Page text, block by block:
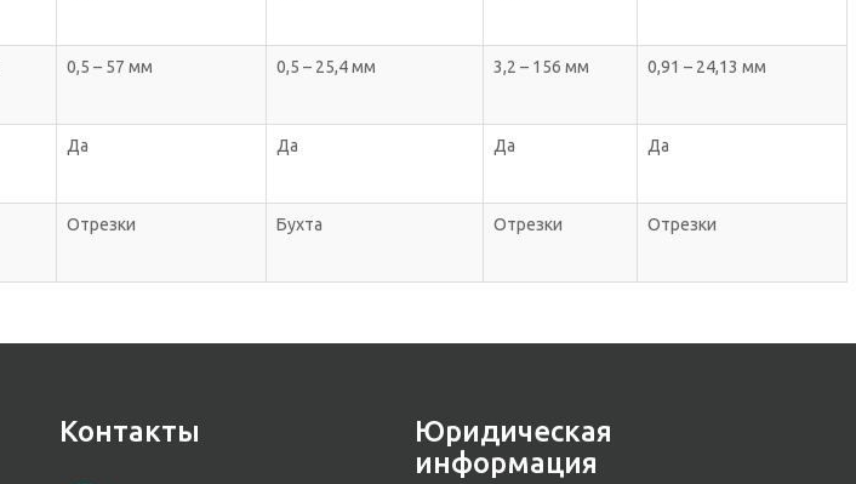
0,5 – 57 мм 0,5 – 25,4 мм 3,2 – 156 мм 0,91 – 24,13 мм
Да Да Да Да
Отрезки Бухта Отрезки Отрезки
Контакты
Юридическая
информация